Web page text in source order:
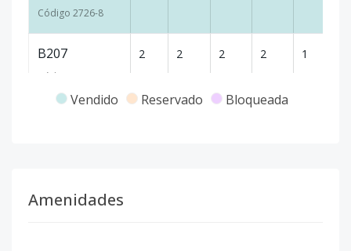
Código 2726-8
B207
Código
2 2 2 2 1
Código 2726-11
Vendido Reservado Bloqueada
Amenidades